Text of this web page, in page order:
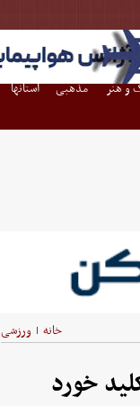
و هنر مذهبی استانها
خانه | ورزشی
خورد